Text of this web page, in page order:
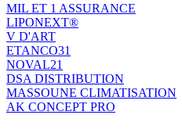
MIL ET 1 ASSURANCE
LIPONEXT®
V D'ART
ETANCO31
NOVAL21
DSA DISTRIBUTION
MASSOUNE CLIMATISATION
AK CONCEPT PRO